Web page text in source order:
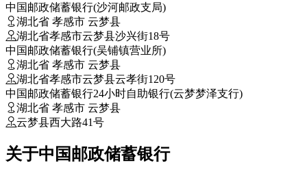
中国邮政储蓄银行(沙河邮政支局)
湖北省 孝感市 云梦县
湖北省孝感市云梦县沙兴街18号
中国邮政储蓄银行(吴铺镇营业所)
湖北省 孝感市 云梦县
湖北省孝感市云梦县云孝街120号
中国邮政储蓄银行24小时自助银行(云梦梦泽支行)
湖北省 孝感市 云梦县
云梦县西大路41号
关于中国邮政储蓄银行